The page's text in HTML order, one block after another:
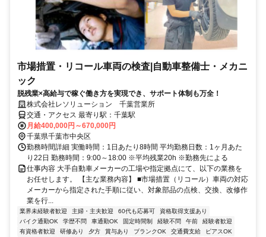
市場措置・リコール車両の検査|自動車整備士・メカニ
ック
脱残業×高給与で稼ぐ働き方を実現でき、サポート体制も万全！
株式会社レソリューション 千葉営業所
交通・アクセス 最寄り駅：千葉駅
月給400,000円～670,000円
千葉県千葉市中央区
勤務時間詳細 実働時間：1日あたり8時間 平均勤務日数：1ヶ月あた
り22日 勤務時間：9:00～18:00 ※平均残業20h ※勤務先による
仕事内容 大手自動車メーカーの工場や指定拠点にて、以下の業務を
お任せします。 【主な業務内容】 ■市場措置（リコール）車両の対応
メーカーから指定された手順に従い、対象部品の点検、交換、改修作
業を行...
業界未経験者歓迎 主婦・主夫歓迎 60代も応募可
資格取得支援あり
バイク通勤OK
学歴不問 車通勤OK 固定時間制 経験不問 午前
経験者歓迎
有資格者歓迎
研修あり 夕方 賞与あり ブランクOK 交通費支給
ピアスOK